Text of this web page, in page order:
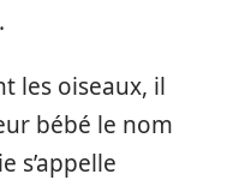
les oiseaux, il
bébé le nom
s’appelle